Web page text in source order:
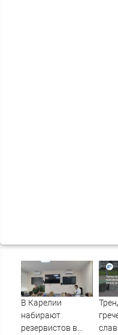
В Карелии
набирают
резервистов в